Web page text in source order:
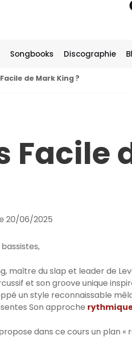
Songbooks Discographie
de Mark King ?
Facile
20/06/2025
maître du slap et leader de
et son groove unique
un style reconnaissable
Son approche
dans ce cours un plan